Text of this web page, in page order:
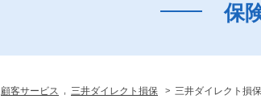
保
顧客サービス 三井ダイレクト損保 > 三井ダイレクト損